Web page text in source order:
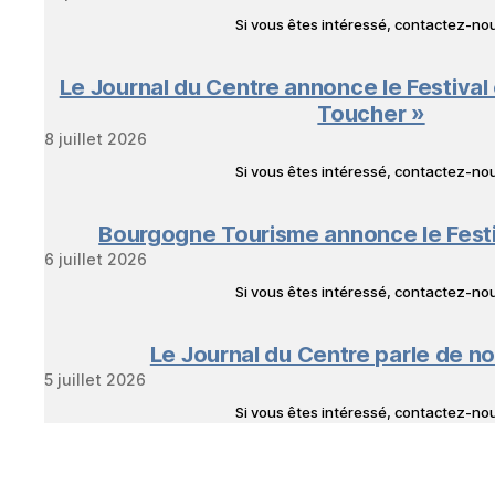
Si vous êtes intéressé, contactez-
Le Journal du Centre annonce le
Toucher »
8 juillet 2026
Si vous êtes intéressé, contactez-
Bourgogne Tourisme annonce le
6 juillet 2026
Si vous êtes intéressé, contactez-
Le Journal du Centre parle de
5 juillet 2026
Si vous êtes intéressé, contactez-